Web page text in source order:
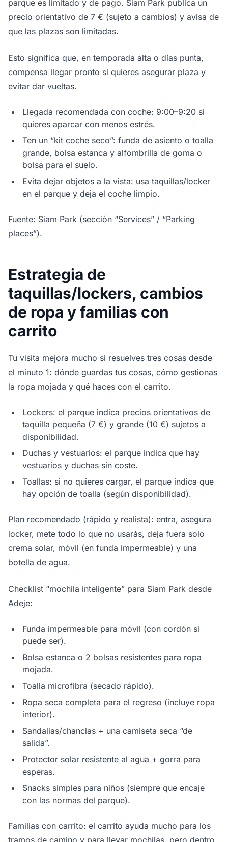
parque es limitado y de pago. Siam Park publica un
precio orientativo de 7 € (sujeto a cambios) y avisa de
que las plazas son limitadas.
Esto significa que, en temporada alta o días punta,
compensa llegar pronto si quieres asegurar plaza y
evitar dar vueltas.
Llegada recomendada con coche: 9:00–9:20 si
quieres aparcar con menos estrés.
Ten un “kit coche seco”: funda de asiento o toalla
grande, bolsa estanca y alfombrilla de goma o
bolsa para el suelo.
Evita dejar objetos a la vista: usa taquillas/locker
en el parque y deja el coche limpio.
Fuente: Siam Park (sección “Services” / “Parking
places”).
Estrategia de
taquillas/lockers, cambios
de ropa y familias con
carrito
Tu visita mejora mucho si resuelves tres cosas desde
el minuto 1: dónde guardas tus cosas, cómo gestionas
la ropa mojada y qué haces con el carrito.
Lockers: el parque indica precios orientativos de
taquilla pequeña (7 €) y grande (10 €) sujetos a
disponibilidad.
Duchas y vestuarios: el parque indica que hay
vestuarios y duchas sin coste.
Toallas: si no quieres cargar, el parque indica que
hay opción de toalla (según disponibilidad).
Plan recomendado (rápido y realista): entra, asegura
locker, mete todo lo que no usarás, deja fuera solo
crema solar, móvil (en funda impermeable) y una
botella de agua.
Checklist “mochila inteligente” para Siam Park desde
Adeje:
Funda impermeable para móvil (con cordón si
puede ser).
Bolsa estanca o 2 bolsas resistentes para ropa
mojada.
Toalla microfibra (secado rápido).
Ropa seca completa para el regreso (incluye ropa
interior).
Sandalias/chanclas + una camiseta seca “de
salida”.
Protector solar resistente al agua + gorra para
esperas.
Snacks simples para niños (siempre que encaje
con las normas del parque).
Familias con carrito: el carrito ayuda mucho para los